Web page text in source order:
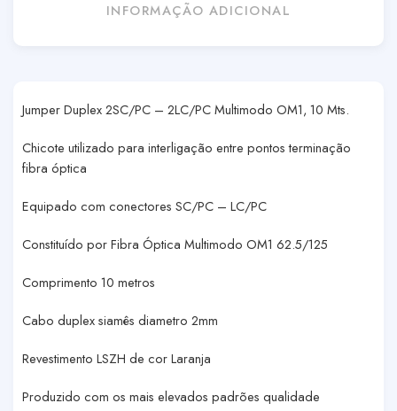
INFORMAÇÃO ADICIONAL
Jumper Duplex 2SC/PC – 2LC/PC Multimodo OM1, 10 Mts.
Chicote utilizado para interligação entre pontos terminação
fibra óptica
Equipado com conectores SC/PC – LC/PC
Constituído por Fibra Óptica Multimodo OM1 62.5/125
Comprimento 10 metros
Cabo duplex siamês diametro 2mm
Revestimento LSZH de cor Laranja
Produzido com os mais elevados padrões qualidade